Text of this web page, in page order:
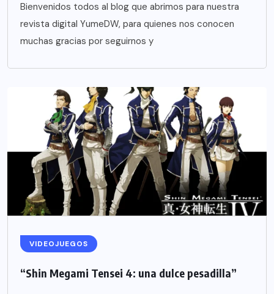
Bienvenidos todos al blog que abrimos para nuestra
revista digital YumeDW, para quienes nos conocen
muchas gracias por seguirnos y
VIDEOJUEGOS
“Shin Megami Tensei 4: una dulce pesadilla”